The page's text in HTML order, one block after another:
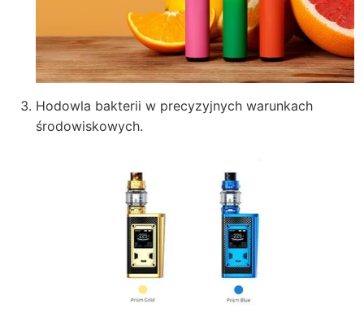
Hodowla bakterii w precyzyjnych warunkach
środowiskowych.